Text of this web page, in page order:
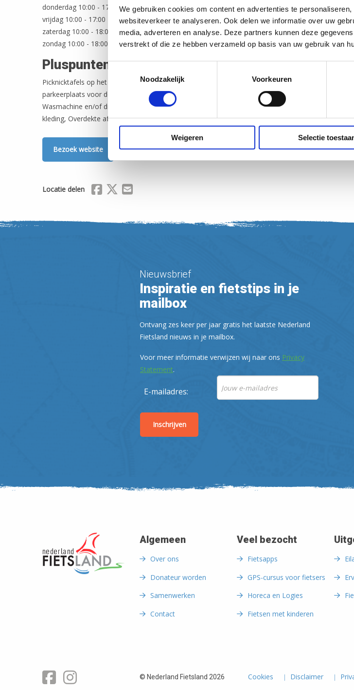
We gebruiken cookies om content en advertenties te
websiteverkeer te analyseren. Ook delen we informatie over uw
media, adverteren en analyse. Deze partners kunnen deze
verstrekt of die ze hebben verzameld op basis van uw gebruik van
Toestemmingsselectie
Noodzakelijk
Voorkeuren
Weigeren Selectie
donderdag 10:00 - 17:00
vrijdag 10:00 - 17:00
zaterdag 10:00 - 18:00
zondag 10:00 - 18:00
Pluspunten
Picknicktafels op het campingveld, Overdekte kookgelegenheid, Gratis wifi, Meerdaagse
parkeerplaats voor de auto, Overdekte verblijfsruimte, Mogelijkheid tot fietsverhuur,
Wasmachine en/of droger, Verwarmde recreatieruimte, Droogruimte voor natte
kleding, Overdekte afsluitbare fietsenstalling
Bezoek website
Locatie delen Delen via Facebook
Delen via X (Twitter)
Delen via Mail
Nieuwsbrief
Inspiratie en fietstips in je
mailbox
Ontvang zes keer per jaar gratis het laatste Nederland
Fietsland nieuws in je mailbox.
Voor meer informatie verwijzen wij naar ons Privacy
Statement.
E-mailadres:
Algemeen
Over ons
Donateur worden
Samenwerken
Contact
Veel bezocht
Fietsapps
GPS-cursus voor fietsers
Horeca en Logies
Fietsen met kinderen
© Nederland Fietsland 2026 Cookies Disclaimer
Facebook
Instagram